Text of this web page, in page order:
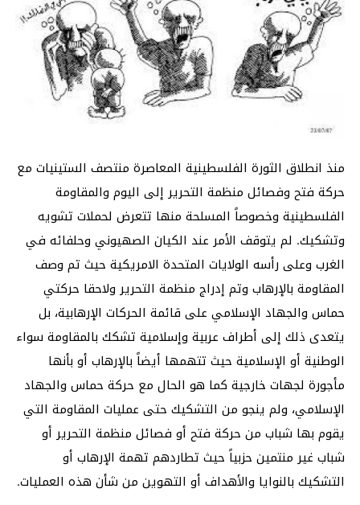
منذ انطلاق الثورة الفلسطينية المعاصرة منتصف الستينيات مع
حركة فتح وفصائل منظمة التحرير إلى اليوم والمقاومة
الفلسطينية وخصوصاً المسلحة منها تتعرض لحملات تشويه
وتشكيك. لم يتوقف الأمر عند الكيان الصهيوني وحلفائه في
الغرب وعلى رأسه الولايات المتحدة الامريكية حيث تم وصف
المقاومة بالإرهاب وتم إدراج منظمة التحرير ولاحقا حركتي
حماس والجهاد الإسلامي على قائمة الحركات الإرهابية، بل
يتعدى ذلك إلى أطراف عربية وإسلامية تشكك بالمقاومة سواء
الوطنية أو الإسلامية حيث تتهمها أيضاً بالإرهاب أو بأنها
مأجورة لجهات خارجية كما هو الحال مع حركة حماس والجهاد
الإسلامي، ولم ينجو من التشكيك حتى عمليات المقاومة التي
يقوم بها شباب من حركة فتح أو فصائل منظمة التحرير أو
شباب غير منتمين حزبياً حيث تطاردهم تهمة الإرهاب أو
التشكيك بالنوايا والأهداف أو التهوين من شأن هذه العمليات.